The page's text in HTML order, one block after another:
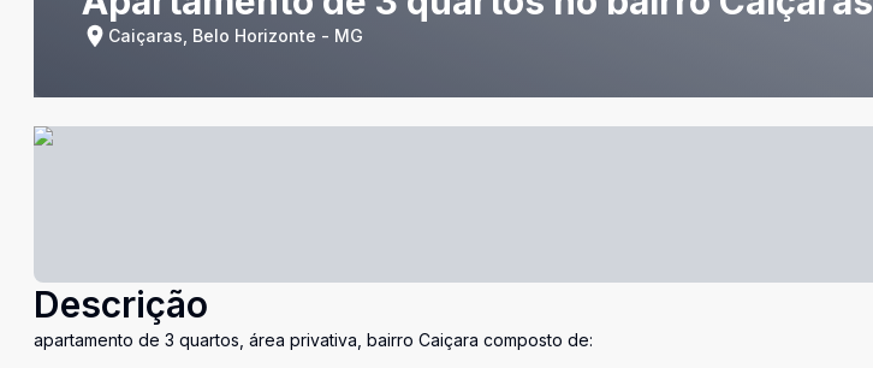
Caiçaras, Belo Horizonte - MG
Descrição
apartamento de 3 quartos, área privativa, bairro Caiçara composto de: